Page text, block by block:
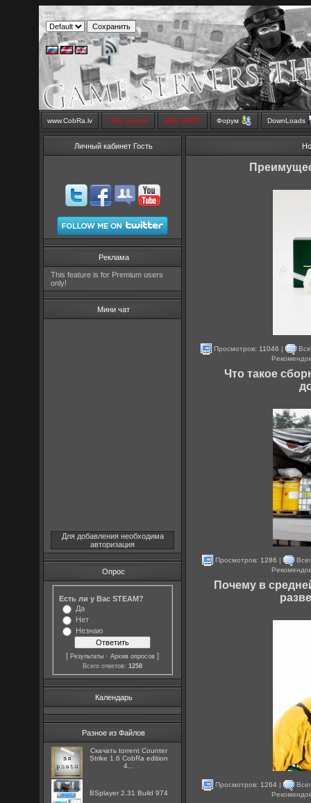
www.CobRa.lv LIVE Stream SMS SHOP Форум DownLoads
Личный кабинет Гость
Реклама
This feature is for Premium users
only!
Мини чат
Для добавления необходима
авторизация
Опрос
Есть ли у Вас STEAM?
Да
Нет
Незнаю
[Результаты ·Архив опросов ]
Всего ответов:1258
Календарь
Разное из Файлов
Скачать torrent Counter
Strike 1.6 CobRa edition
4...
BSplayer 2.31 Build 974
Просмотров: 11046 |
Что такое
Просмотров: 1286 |
Почему в
Просмотров: 1264 |